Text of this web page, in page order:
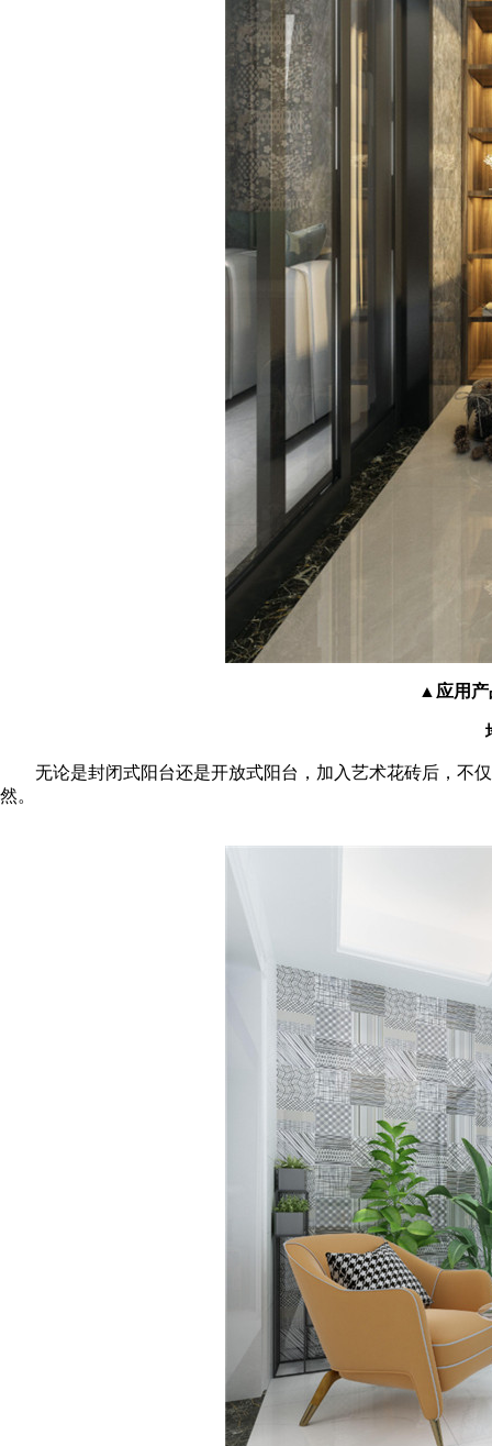
▲应用产
无论是封闭式阳台还是开放式阳台，加入艺术花砖后，不仅
然。